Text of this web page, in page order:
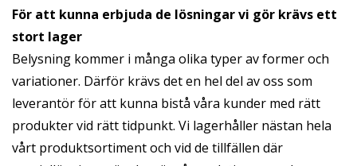
För att kunna erbjuda de lösningar vi gör krävs ett
stort lager
Belysning kommer i många olika typer av former och
variationer. Därför krävs det en hel del av oss som
leverantör för att kunna bistå våra kunder med rätt
produkter vid rätt tidpunkt. Vi lagerhåller nästan hela
vårt produktsortiment och vid de tillfällen där